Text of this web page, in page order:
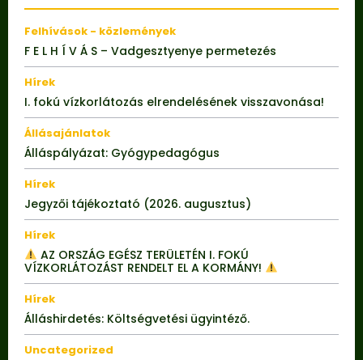
Felhívások - közlemények
F E L H Í V Á S – Vadgesztyenye permetezés
Hírek
I. fokú vízkorlátozás elrendelésének visszavonása!
Állásajánlatok
Álláspályázat: Gyógypedagógus
Hírek
Jegyzői tájékoztató (2026. augusztus)
Hírek
AZ ORSZÁG EGÉSZ TERÜLETÉN I. FOKÚ
VÍZKORLÁTOZÁST RENDELT EL A KORMÁNY!
Hírek
Álláshirdetés: Költségvetési ügyintéző.
Uncategorized